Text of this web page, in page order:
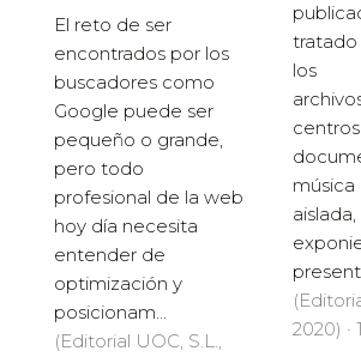
El reto de ser
encontrados por los
buscadores como
Google puede ser
pequeño o grande,
pero todo
profesional de la web
hoy día necesita
entender de
optimización y
posicionam...
(Editorial UOC, S.L.,
tratado
los
aislada,
2020) ·